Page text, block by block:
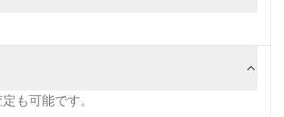
も可能です。